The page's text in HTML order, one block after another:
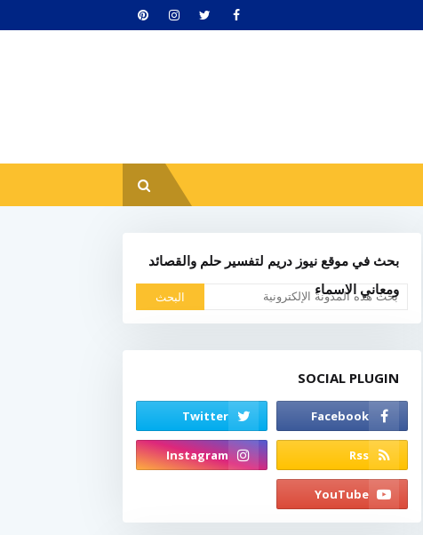
بحث في موقع نيوز دريم لتفسير حلم والقصائد
ومعاني الاسماء
SOCIAL PLUGIN